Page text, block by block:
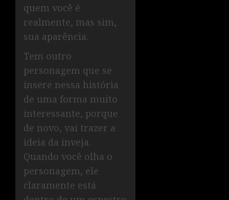
quem você é
realmente, mas sim,
sua aparência.
Tem outro
personagem que se
insere nessa história
de uma forma muito
interessante, porque
de novo, vai trazer a
ideia da inveja.
Quando você olha o
personagem, ele
claramente está